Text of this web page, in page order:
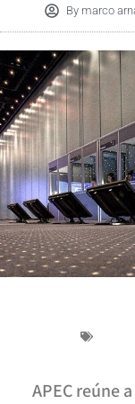
By marco
APEC reúne